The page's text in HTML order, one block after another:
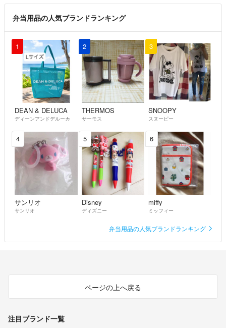
弁当用品の人気ブランドランキング
1
DEAN & DELUCA
ディーンアンドデルーカ
2
THERMOS
サーモス
3
SNOOPY
スヌーピー
4
サンリオ
サンリオ
5
Disney
ディズニー
6
miffy
ミッフィー
弁当用品の人気ブランドランキング
ページの上へ戻る
注目ブランド一覧